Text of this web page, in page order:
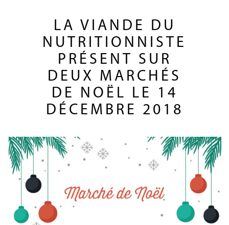
LA VIANDE DU
NUTRITIONNISTE
PRÉSENT SUR
DEUX MARCHÉS
DE NOËL LE 14
DÉCEMBRE 2018